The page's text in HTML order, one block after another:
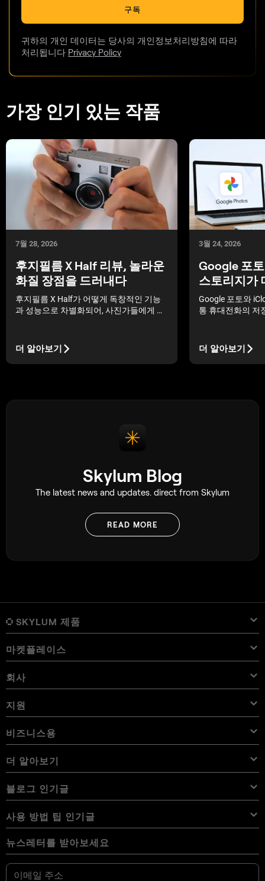
구독
귀하의 개인 데이터는 당사의 개인정보처리방침에 따라
처리됩니다 Privacy Policy
가장 인기 있는 작품
7월 28, 2026
후지필름 X Half 리뷰, 놀라운
화질 장점을 드러내다
후지필름 X Half가 어떻게 독창적인 기능
과 성능으로 차별화되어, 사진가들에게 일
더 알아보기
3월 24, 2026
Google 포
스토리지가
Google 포토와
통 휴대전화의 저
능은 완전히 다릅
더 알아보기
Skylum Blog
The latest news and updates. direct from Skylum
READ MORE
SKYLUM 제품
Luminar Neo
가격
전문가 도구
사용 사례
대체 프로그램
무료 체험판
Luminar Neo User Guide
개요
iPad용 Luminar
iPhone용 Luminar
Vision Pro용 Luminar
Luminar Mobile User Guide
Aperty
개요
가격
Aperty User Guide
온라인 도구
온라인 편집기
색상 팔레트
마켓플레이스
프리셋
Lightroom 프리셋
Luminar Neo 번들
LUT
Luminar Neo LUT
Aperty LUT
오버레이
텍스처
하늘 개체
다른 소프트웨어
X 멤버십
하늘
eBook
강좌
회사
Skylum 소개
경력
앰버서더
제휴 프로그램
이용약관
개인 정보 정책
AI 가이드라인
문의하기
지원
문의하기
자주 묻는 질문
User Guide
쿠키 선택 사항 변경
비즈니스용
비즈니스용 Skylum
볼륨 라이선스
리셀러 프로그램
더 알아보기
블로그
사용 방법
용어 사전
뉴스룸
우리의 커뮤니티
블로그 인기글
Manual Mode in Photography
최고의 무료 포토샵 대안 17가지
Fix Blurry Pictures On iPhone
사용 방법 팁 인기글
디지털 카메라 사진을 휴대폰으로 가져오는 방법
iPhone에서 사진을 반전하는 방법
How To Change Background Color On Instagram Story
뉴스레터를 받아보세요